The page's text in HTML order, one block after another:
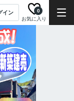
イン
お気に入り
0